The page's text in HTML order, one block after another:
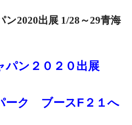
2020出展 1/28～29青海
パン２０２０出展
ーク ブースF２１へ